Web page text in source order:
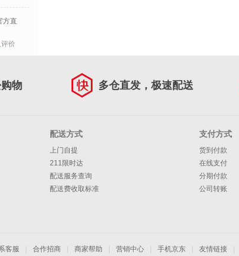
树香
方直
控油
润顺
评价
物 多仓直发，极速配送
配送方式
上门自提
211限时达
配送服务查询
配送费收取标准
支付方式
货到付款
在线支付
分期付款
公司转账
客服 合作招商 商家帮助 营销中心 手机京东 友情链接